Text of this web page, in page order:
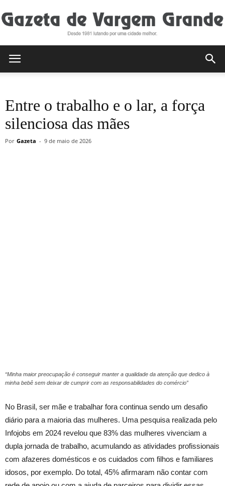
de
Entre o trabalho e o lar, a força
silenciosa das mães
Por Gazeta - 9 de maio de 2026
“Minha maior preocupação é conseguir manter a qualidade da atenção que dedico à
minha bebê sem deixar de cumprir com as responsabilidades do comércio”
No Brasil, ser mãe e trabalhar fora continua sendo um desafio
diário para a maioria das mulheres. Uma pesquisa realizada pelo
Infojobs em 2024 revelou que 83% das mulheres vivenciam a
dupla jornada de trabalho, acumulando as atividades profissionais
com afazeres domésticos e os cuidados com filhos e familiares
idosos, por exemplo. Do total, 45% afirmaram não contar com